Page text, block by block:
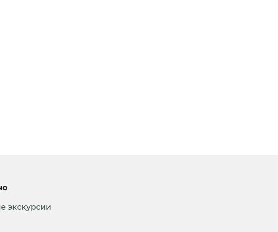
экскурсии